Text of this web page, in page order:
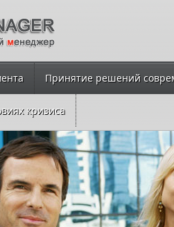
Принятие решений
кризиса